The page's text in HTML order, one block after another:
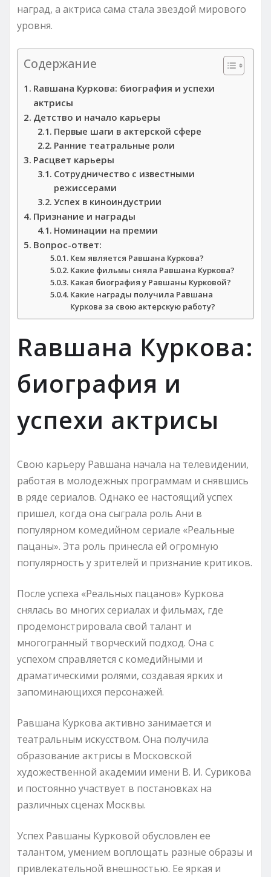
наград, а актриса сама стала звездой мирового
уровня.
Содержание
Rавшана Куркова: биография и успехи
актрисы
Детство и начало карьеры
Первые шаги в актерской сфере
Ранние театральные роли
Расцвет карьеры
Сотрудничество с известными
режиссерами
Успех в киноиндустрии
Признание и награды
Номинации на премии
Вопрос-ответ:
Кем является Равшана Куркова?
Какие фильмы сняла Равшана Куркова?
Какая биография у Равшаны Курковой?
Какие награды получила Равшана
Куркова за свою актерскую работу?
Rавшана Куркова:
биография и
успехи актрисы
Свою карьеру Равшана начала на телевидении,
работая в молодежных программам и снявшись
в ряде сериалов. Однако ее настоящий успех
пришел, когда она сыграла роль Ани в
популярном комедийном сериале «Реальные
пацаны». Эта роль принесла ей огромную
популярность у зрителей и признание критиков.
После успеха «Реальных пацанов» Куркова
снялась во многих сериалах и фильмах, где
продемонстрировала свой талант и
многогранный творческий подход. Она с
успехом справляется с комедийными и
драматическими ролями, создавая ярких и
запоминающихся персонажей.
Равшана Куркова активно занимается и
театральным искусством. Она получила
образование актрисы в Московской
художественной академии имени В. И. Сурикова
и постоянно участвует в постановках на
различных сценах Москвы.
Успех Равшаны Курковой обусловлен ее
талантом, умением воплощать разные образы и
привлекательной внешностью. Ее яркая и